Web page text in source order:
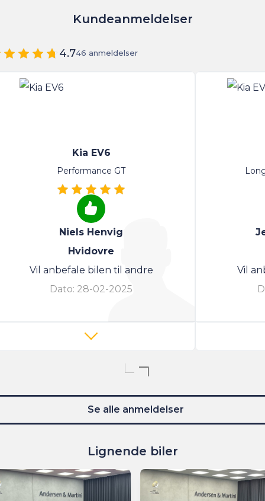
Kundeanmeldelser
4.746 anmeldelser
Kia EV6
Performance GT
Niels Henvig
Hvidovre
Vil anbefale bilen til andre
Dato: 28-02-2025
Vil
Se alle anmeldelser
Lignende biler